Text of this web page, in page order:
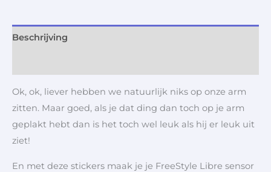
Beschrijving
Ok, ok, liever hebben we natuurlijk niks op onze arm
zitten. Maar goed, als je dat ding dan toch op je arm
geplakt hebt dan is het toch wel leuk als hij er leuk uit
ziet!
En met deze stickers maak je je FreeStyle Libre sensor